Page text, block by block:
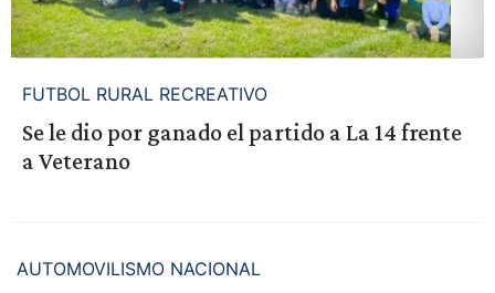
FUTBOL RURAL RECREATIVO
Se le dio por ganado el partido a La 14 frente
a Veterano
AUTOMOVILISMO NACIONAL